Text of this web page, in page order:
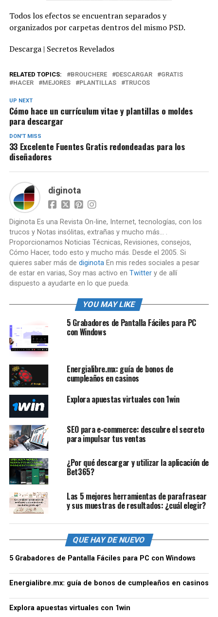
Todos los efectos se encuentran separados y
organizados por carpetas dentros del mismo PSD.
Descarga | Secretos Revelados
RELATED TOPICS: BROUCHERE DESCARGAR
GRATIS
HACER
MEJORES PLANTILLAS TRUCOS
UP NEXT
Cómo hace un currículum vitae y plantillas o moldes
para descargar
DON'T MISS
33 Excelente Fuentes Gratis redondeadas para los
diseñadores
diginota
Diginota Es una Revista On-line, Internet, tecnologías, con los
trucos y Notas insólitas, extrañas y mucho más... .
Proporcionamos Noticias Técnicas, Revisiones, consejos,
Cómo Hacer, todo esto y mucho más. Desde el 2005. Si
quieres saber más de diginotaEn mis redes sociales a pesar
de estar en varias, Soy mas activo en Twittery de allí
dispuesto a ayudarte en lo que pueda.
YOU MAY LIKE
5 Grabadores de Pantalla Fáciles para PC
con Windows
Energialibre.mx: guía de bonos de
cumpleaños en casinos
Explora apuestas virtuales con 1win
SEO para e-commerce: descubre el secreto
para impulsar tus ventas
¿Por qué descargar y utilizar la aplicación de
Bet365?
Las 5 mejores herramientas de parafrasear
y sus muestras de resultados: ¿cuál elegir?
QUE HAY DE NUEVO
5 Grabadores de Pantalla Fáciles para PC con Windows
Energialibre.mx: guía de bonos de cumpleaños en casinos
Explora apuestas virtuales con 1win